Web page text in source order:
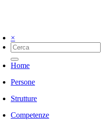
×
Home
Persone
Strutture
Competenze